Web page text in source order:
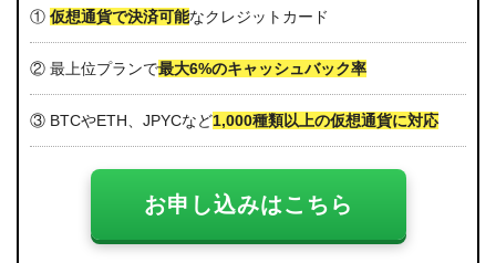
① 仮想通貨で決済可能なクレジットカード
② 最上位プランで最大6%のキャッシュバック率
③ BTCやETH、JPYCなど1,000種類以上の仮想通貨に対応
お申し込みはこちら